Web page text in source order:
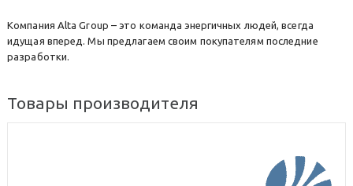
Компания Alta Group – это команда энергичных людей, всегда
идущая вперед. Мы предлагаем своим покупателям последние
разработки.
Товары производителя